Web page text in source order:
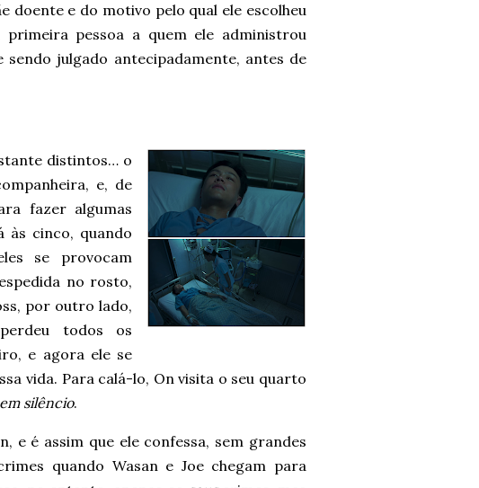
doente e do motivo pelo qual ele escolheu
pessoa a quem ele administrou
julgado antecipadamente, antes de
distintos… o
e, de
fazer algumas
às cinco, quando
se provocam
no rosto,
por outro lado,
todos os
e agora ele se
vida. Para calá-lo, On visita o seu quarto
silêncio.
e é assim que ele confessa, sem grandes
quando Wasan e Joe chegam para